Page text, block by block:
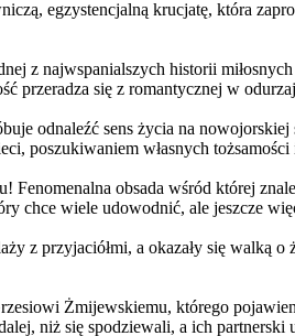
egzystencjalną krucjatę, która
z najwspanialszych historii
przeradza się z romantycznej w
odnaleźć sens życia na
poszukiwaniem własnych
Fenomenalna obsada wśród której
chce wiele udowodnić, ale jeszcze
z przyjaciółmi, a okazały się walką
Żmijewskiemu, którego
niż się spodziewali, a ich partnerski